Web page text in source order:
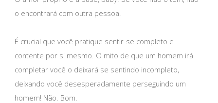
o encontrará com outra pessoa.
É crucial que você pratique sentir-se completo e
contente por si mesmo. O mito de que um homem irá
completar você o deixará se sentindo incompleto,
deixando você desesperadamente perseguindo um
homem! Não. Bom.